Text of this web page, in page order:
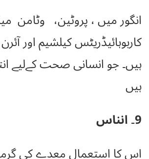
انگور میں ، پروٹین، وٹامن
کاربوہائیڈریٹس کیلشیم اور
ہیں۔ جو انسانی صحت کےلیے
ہیں
9۔ انناس
اس کا استعمال معدے کی